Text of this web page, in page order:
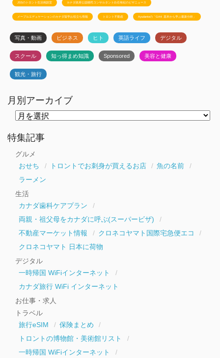
JSSのトロント生活相談室 カナダ政府公認移民コンサルタント白石有紀のビザニュース
メープルエデュケーションのカナダ留学お役立ち情報 トロント不動産 Ayudanteの「GA4: 基本から学ぶ最新分析」
写真・動画 ビジネス ヒト 英語ライフ デジタル
スクール 知っ得まめ知識 Sponsored 美容と健康
観光・旅行
月別アーカイブ
ー
カ
特集記事
グルメ
おせち
トロントでお刺身が買えるお店
魚の名前
ラーメン
生活
カナダ歯科ケアプラン
両親・祖父母をカナダに呼ぶ(スーパービザ)
不動産マーケット情報
クロネコヤマト国際宅急便エコ
クロネコヤマト 日本に荷物
デジタル
一時帰国 WiFiインターネット
カナダ旅行 WiFi インターネット
お仕事・求人
トラベル
旅行eSIM
保険まとめ
トロントの博物館・美術館リスト
一時帰国 WiFiインターネット